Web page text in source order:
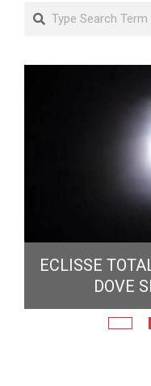
Search
ECLISSE
DOVE